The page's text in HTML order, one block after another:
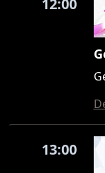
12:00
13:00